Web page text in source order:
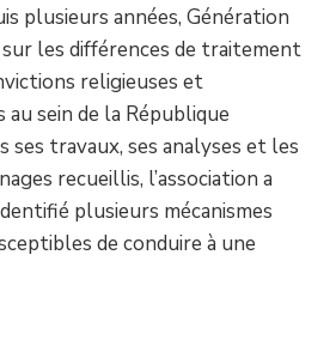
plusieurs années, Génération
les différences de traitement
religieuses et
sein de la République
ses travaux, ses analyses et les
recueillis, l’association a
plusieurs mécanismes
de conduire à une